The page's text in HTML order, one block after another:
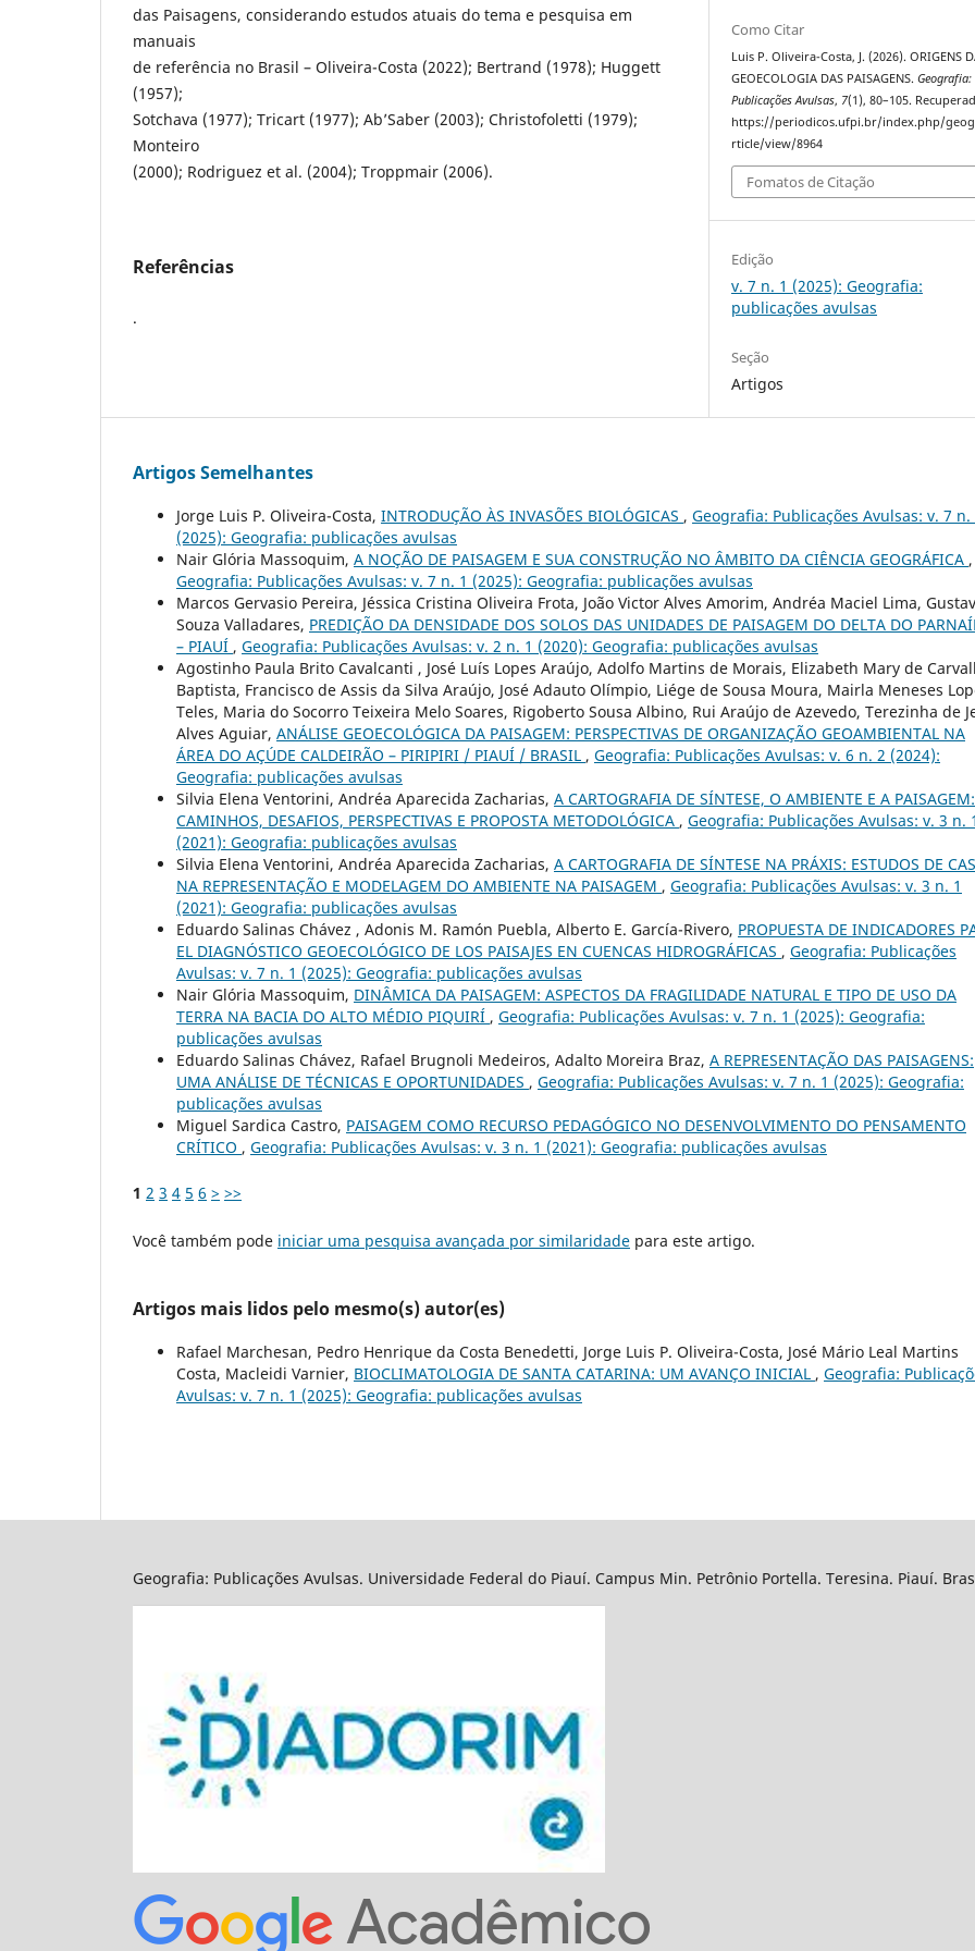
das Paisagens, considerando estudos atuais do tema e pesquisa em
manuais
de referência no Brasil – Oliveira-Costa (2022); Bertrand (1978); Huggett
(1957);
Sotchava (1977); Tricart (1977); Ab’Saber (2003); Christofoletti (1979);
Monteiro
(2000); Rodriguez et al. (2004); Troppmair (2006).
Referências
.
Como Citar
Luis P. Oliveira-Costa, J. (2026). ORIGENS
GEOECOLOGIA DAS PAISAGENS.Geografia:
Publicações Avulsas, 7(1), 80–105.
https://periodicos.ufpi.br/index.php/
rticle/view/8964
Fomatos de Citação
Edição
v. 7 n. 1 (2025): Geografia:
publicações avulsas
Seção
Artigos
Artigos Semelhantes
Jorge Luis P. Oliveira-Costa, INTRODUÇÃO ÀS INVASÕES BIOLÓGICAS , Geografia: Publicações Avulsas: v. 7 n.
(2025): Geografia: publicações avulsas
Nair Glória Massoquim, A NOÇÃO DE PAISAGEM E SUA CONSTRUÇÃO NO ÂMBITO DA CIÊNCIA GEOGRÁFICA ,
Geografia: Publicações Avulsas: v. 7 n. 1 (2025): Geografia: publicações avulsas
Marcos Gervasio Pereira, Jéssica Cristina Oliveira Frota, João Victor Alves Amorim, Andréa Maciel Lima,
Souza Valladares, PREDIÇÃO DA DENSIDADE DOS SOLOS DAS UNIDADES DE PAISAGEM DO DELTA DO
– PIAUÍ , Geografia: Publicações Avulsas: v. 2 n. 1 (2020): Geografia: publicações avulsas
Agostinho Paula Brito Cavalcanti , José Luís Lopes Araújo, Adolfo Martins de Morais, Elizabeth Mary de
Baptista, Francisco de Assis da Silva Araújo, José Adauto Olímpio, Liége de Sousa Moura, Mairla Meneses
Teles, Maria do Socorro Teixeira Melo Soares, Rigoberto Sousa Albino, Rui Araújo de Azevedo, Terezinha de
Alves Aguiar, ANÁLISE GEOECOLÓGICA DA PAISAGEM: PERSPECTIVAS DE ORGANIZAÇÃO GEOAMBIENTAL NA
ÁREA DO AÇÚDE CALDEIRÃO – PIRIPIRI / PIAUÍ / BRASIL , Geografia: Publicações Avulsas: v. 6 n. 2 (2024):
Geografia: publicações avulsas
Silvia Elena Ventorini, Andréa Aparecida Zacharias, A CARTOGRAFIA DE SÍNTESE, O AMBIENTE E A PAISAGEM:
CAMINHOS, DESAFIOS, PERSPECTIVAS E PROPOSTA METODOLÓGICA , Geografia: Publicações Avulsas: v. 3 n.
(2021): Geografia: publicações avulsas
Silvia Elena Ventorini, Andréa Aparecida Zacharias, A CARTOGRAFIA DE SÍNTESE NA PRÁXIS: ESTUDOS DE
NA REPRESENTAÇÃO E MODELAGEM DO AMBIENTE NA PAISAGEM , Geografia: Publicações Avulsas: v. 3 n. 1
(2021): Geografia: publicações avulsas
Eduardo Salinas Chávez , Adonis M. Ramón Puebla, Alberto E. García-Rivero, PROPUESTA DE INDICADORES
EL DIAGNÓSTICO GEOECOLÓGICO DE LOS PAISAJES EN CUENCAS HIDROGRÁFICAS , Geografia: Publicações
Avulsas: v. 7 n. 1 (2025): Geografia: publicações avulsas
Nair Glória Massoquim, DINÂMICA DA PAISAGEM: ASPECTOS DA FRAGILIDADE NATURAL E TIPO DE USO DA
TERRA NA BACIA DO ALTO MÉDIO PIQUIRÍ , Geografia: Publicações Avulsas: v. 7 n. 1 (2025): Geografia:
publicações avulsas
Eduardo Salinas Chávez, Rafael Brugnoli Medeiros, Adalto Moreira Braz, A REPRESENTAÇÃO DAS PAISAGENS:
UMA ANÁLISE DE TÉCNICAS E OPORTUNIDADES , Geografia: Publicações Avulsas: v. 7 n. 1 (2025): Geografia:
publicações avulsas
Miguel Sardica Castro, PAISAGEM COMO RECURSO PEDAGÓGICO NO DESENVOLVIMENTO DO PENSAMENTO
CRÍTICO , Geografia: Publicações Avulsas: v. 3 n. 1 (2021): Geografia: publicações avulsas
1 2 3 4 5 6 > >>
Você também pode iniciar uma pesquisa avançada por similaridade para este artigo.
Artigos mais lidos pelo mesmo(s) autor(es)
Rafael Marchesan, Pedro Henrique da Costa Benedetti, Jorge Luis P. Oliveira-Costa, José Mário Leal Martins
Costa, Macleidi Varnier, BIOCLIMATOLOGIA DE SANTA CATARINA: UM AVANÇO INICIAL , Geografia:
Avulsas: v. 7 n. 1 (2025): Geografia: publicações avulsas
Geografia: Publicações Avulsas. Universidade Federal do Piauí. Campus Min. Petrônio Portella. Teresina. Piauí.